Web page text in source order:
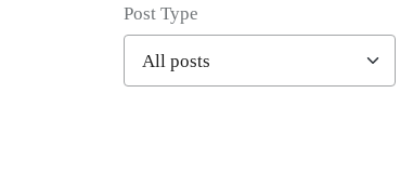
Filter posts
Post Type